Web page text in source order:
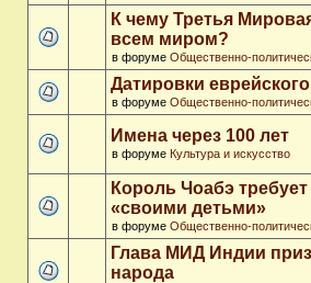
К чему Третья
всем миром?
в форуме Общественно-
Датировки
в форуме Общественно-
Имена через 100 лет
в форуме Культура и искусство
Король Чоабэ
«своими детьми»
в форуме Общественно-
Глава МИД Индии
народа